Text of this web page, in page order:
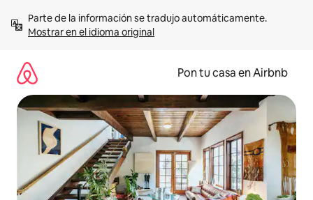
contenidoMostrar en el idioma original
Pon tu casa en Airbnb